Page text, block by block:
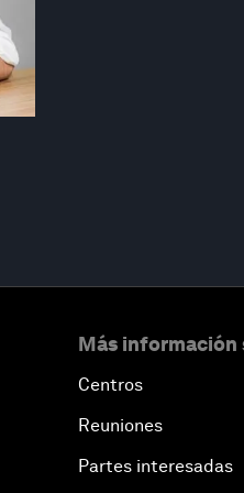
Más información
Centros
Reuniones
Partes interesadas